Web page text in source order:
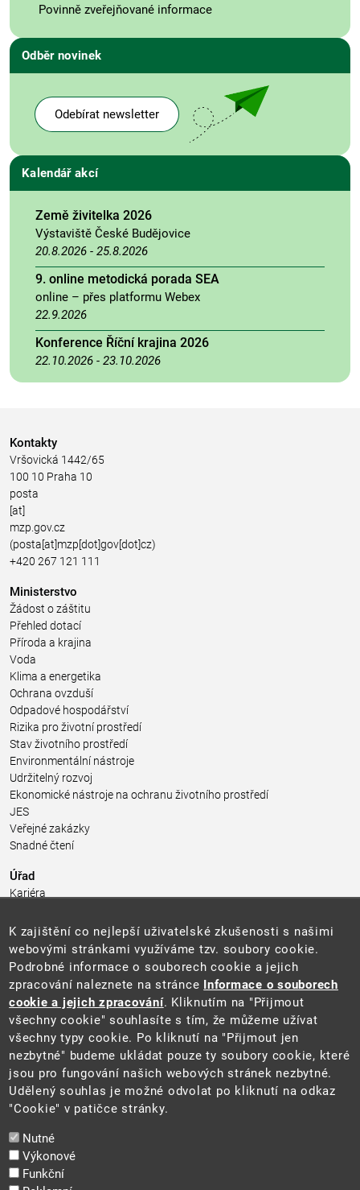
Povinně zveřejňované informace
Odběr novinek
Odebírat newsletter
Kalendář akcí
Země živitelka 2026
Výstaviště České Budějovice
20.8.2026 - 25.8.2026
9. online metodická porada SEA
online – přes platformu Webex
22.9.2026
Konference Říční krajina 2026
22.10.2026 - 23.10.2026
Kontakty
Vršovická 1442/65
100 10 Praha 10
posta
[at]
mzp.gov.cz
(posta[at]mzp[dot]gov[dot]cz)
+420 267 121 111
Ministerstvo
Žádost o záštitu
Přehled dotací
Příroda a krajina
Voda
Klima a energetika
Ochrana ovzduší
Odpadové hospodářství
Rizika pro životní prostředí
Stav životního prostředí
Environmentální nástroje
Udržitelný rozvoj
Ekonomické nástroje na ochranu životního prostředí
JES
Veřejné zakázky
Snadné čtení
Úřad
Kariéra
Pro média a veřejnost
Povinně zveřejňované informace
Kontakty
Přistupnost budovy úřadu MŽP
(PDF, 204 kB)
Web
Aktuality
Ochrana osobních údajů
Prohlášení o přístupnosti
Zásady používání cookies
Mapa webu
K zajištění co nejlepší uživatelské zkušenosti s našimi
webovými stránkami využíváme tzv. soubory cookie.
Podrobné informace o souborech cookie a jejich
zpracování naleznete na stránce Informace o souborech
cookie a jejich zpracování. Kliknutím na "Přijmout
všechny cookie" souhlasíte s tím, že můžeme užívat
všechny typy cookie. Po kliknutí na "Přijmout jen
nezbytné" budeme ukládat pouze ty soubory cookie, které
jsou pro fungování našich webových stránek nezbytné.
Udělený souhlas je možné odvolat po kliknutí na odkaz
"Cookie" v patičce stránky.
Nutné
Výkonové
Funkční